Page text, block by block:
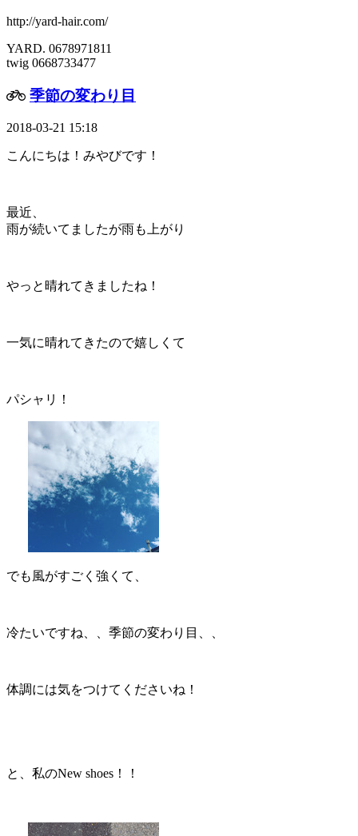
http://yard-hair.com/
YARD. 0678971811
twig 0668733477
季節の変わり目
2018-03-21 15:18
こんにちは！みやびです！
最近、
雨が続いてましたが雨も上がり
やっと晴れてきましたね！
一気に晴れてきたので嬉しくて
パシャリ！
でも風がすごく強くて、
冷たいですね、、季節の変わり目、、
体調には気をつけてくださいね！
と、私のNew shoes！！